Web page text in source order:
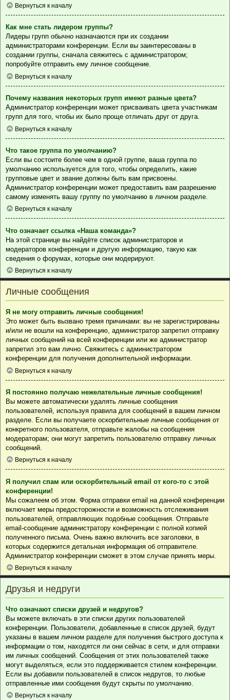
Вернуться к началу
Как мне стать лидером группы?
Лидеры групп обычно назначаются при их создании
администраторами конференции. Если вы заинтересованы в
создании группы, сначала свяжитесь с администратором;
попробуйте отправить ему личное сообщение.
Вернуться к началу
Почему названия некоторых групп имеют разные цвета?
Администратор конференции может присваивать цвета участникам
групп для того, чтобы их было проще отличать друг от друга.
Вернуться к началу
Что такое группа по умолчанию?
Если вы состоите более чем в одной группе, ваша группа по
умолчанию используется для того, чтобы определить, какие
групповые цвет и звание должны быть вам присвоены.
Администратор конференции может предоставить вам разрешение
самому изменять вашу группу по умолчанию в личном разделе.
Вернуться к началу
Что означает ссылка «Наша команда»?
На этой странице вы найдёте список администраторов и
модераторов конференции и другую информацию, такую как
сведения о форумах, которые они модерируют.
Вернуться к началу
Личные сообщения
Я не могу отправить личные сообщения!
Это может быть вызвано тремя причинами: вы не зарегистрированы
и/или не вошли на конференцию, администратор запретил отправку
личных сообщений на всей конференции или же администратор
запретил это вам лично. Свяжитесь с администратором
конференции для получения дополнительной информации.
Вернуться к началу
Я постоянно получаю нежелательные личные сообщения!
Вы можете автоматически удалять личные сообщения
пользователей, используя правила для сообщений в вашем личном
разделе. Если вы получаете оскорбительные личные сообщения от
конкретного пользователя, отправьте жалобы на сообщения
модераторам; они могут запретить пользователю отправку личных
сообщений.
Вернуться к началу
Я получил спам или оскорбительный email от кого-то с этой
конференции!
Мы сожалеем об этом. Форма отправки email на данной конференции
включает меры предосторожности и возможность отслеживания
пользователей, отправляющих подобные сообщения. Отправьте
email-сообщение администратору конференции с полной копией
полученного письма. Очень важно включить все заголовки, в
которых содержится детальная информация об отправителе.
Администратор конференции сможет в этом случае принять меры.
Вернуться к началу
Друзья и недруги
Что означают списки друзей и недругов?
Вы можете включать в эти списки других пользователей
конференции. Пользователи, добавленные в список друзей, будут
указаны в вашем личном разделе для получения быстрого доступа к
информации о том, находятся ли они сейчас в сети, и для отправки
им личных сообщений. Сообщения от этих пользователей также
могут выделяться, если это поддерживается стилем конференции.
Если вы добавили пользователей в список недругов, то любые
отправленные ими сообщения будут скрыты по умолчанию.
Вернуться к началу